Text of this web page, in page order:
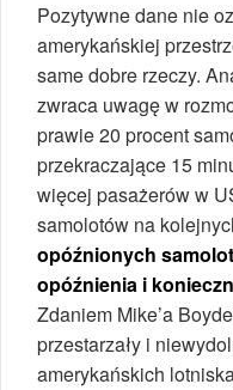
Pozytywne dane nie
amerykańskiej
same dobre rzeczy.
zwraca uwagę w
prawie 20 procent
przekraczające 15
więcej pasażerów w
samolotów na
opóźnionych
opóźnienia i
Zdaniem Mike’a
przestarzały i
amerykańskich